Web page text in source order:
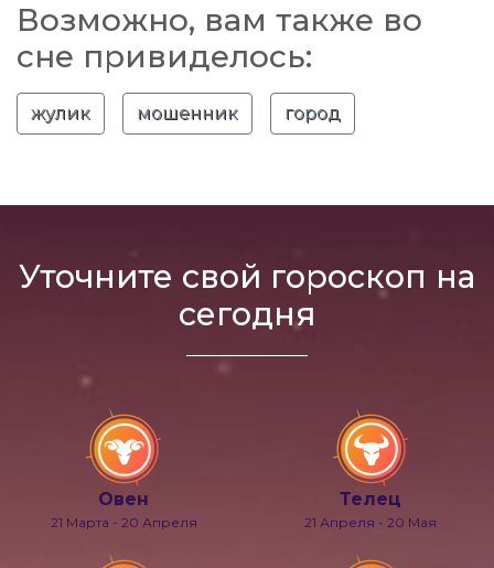
Возможно, вам также во
сне привиделось:
жулик мошенник город
Уточните свой гороскоп на
сегодня
Овен
21 Марта - 20 Апреля
Телец
21 Апреля - 20 Мая